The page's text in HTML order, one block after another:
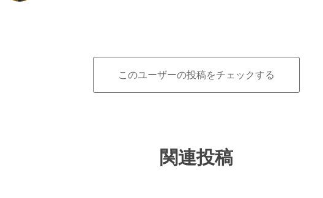
このユーザーの投稿をチェックする
関連投稿